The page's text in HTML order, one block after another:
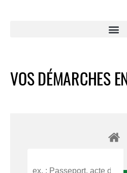
VOS DÉMARCHES